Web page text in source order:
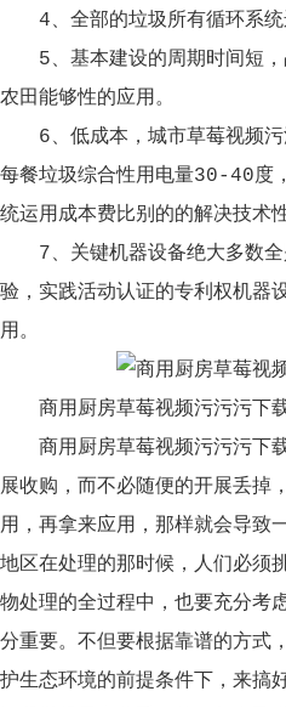
4、全部的垃圾所有循环系统
5、基本建设的周期时间短
农田能够性的应用。
6、低成本，城市草莓视频
每餐垃圾综合性用电量30-40度
统运用成本费比别的的解决技术性
7、关键机器设备绝大多数
验，实践活动认证的专利权机器
用。
商用厨房草莓视频污污污下
商用厨房草莓视频污污污下
展收购，而不必随便的开展丢掉
用，再拿来应用，那样就会导致
地区在处理的那时候，人们必须
物处理的全过程中，也要充分考
分重要。不但要根据靠谱的方式
护生态环境的前提条件下，来搞